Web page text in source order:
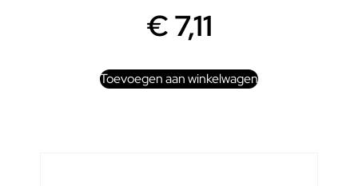
€7,11
Toevoegen aan winkelwagen